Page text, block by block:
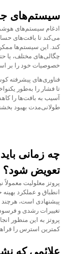
سیستم‌های
ادغام سیستم‌های
می‌کند تا بافت‌های
کند. این سیستم‌ها
چگالی‌های مختلف، یا
خصوصیات خود را بر
فناوری‌های پیشرفته
تا فشار را به‌طور
آسیب به بافت‌ها را
طولانی‌مدت بهبود
چه زمانی
تعویض شود؟
پیشنهادی است،
تغییرات رشدی و
پروتز به این منظور
کمترین استرس را
علائمی که